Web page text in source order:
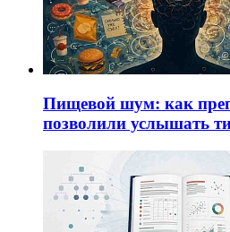
Пищевой шум: как
позволили услышать